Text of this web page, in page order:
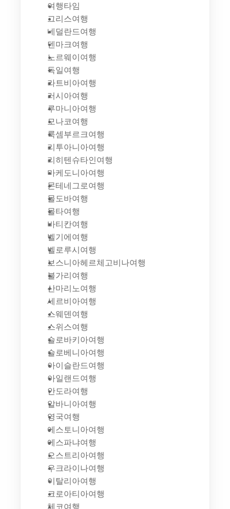
여행타임
그리스여행
네덜란드여행
덴마크여행
노르웨이여행
독일여행
라트비아여행
러시아여행
루마니아여행
모나코여행
룩셈부르크여행
리투아니아여행
리히텐슈타인여행
마케도니아여행
몬테네그로여행
몰도바여행
몰타여행
바티칸여행
벨기에여행
벨로루시여행
보스니아헤르체고비나여행
불가리여행
산마리노여행
세르비아여행
스웨덴여행
스위스여행
슬로바키아여행
슬로베니아여행
아이슬란드여행
아일랜드여행
안도라여행
알바니아여행
영국여행
에스토니아여행
에스파냐여행
오스트리아여행
우크라이나여행
이탈리아여행
크로아티아여행
체코여행